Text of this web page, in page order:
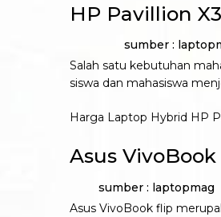
HP Pavillion
sumber :
Salah satu kebutuhan
siswa dan mahasiswa
Harga Laptop Hybrid HP
Asus
sumber : laptopmag
Asus VivoBook flip